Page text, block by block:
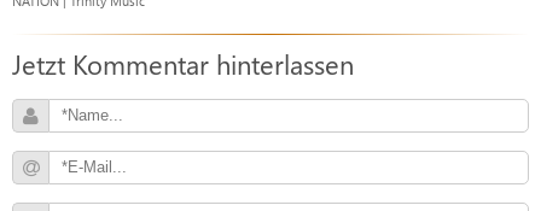
Jetzt Kommentar hinterlassen